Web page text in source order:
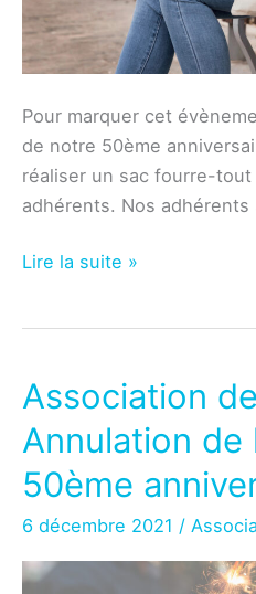
Pour marquer cet
de notre 50ème
réaliser un sac fourre-
adhérents. Nos
Association
Un
« tote
bag »
pour
son
50ème
anniversaire
Lire la suite »
Association
Annulation de
50ème
6 décembre 2021 /